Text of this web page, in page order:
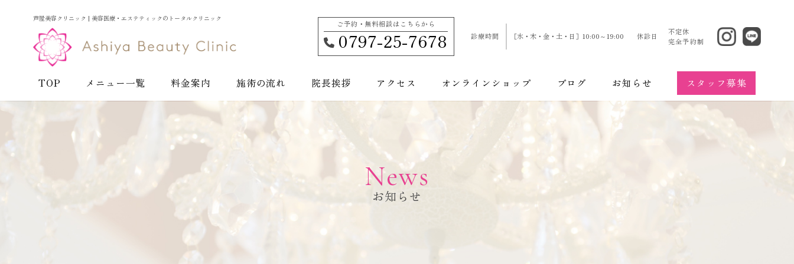
芦屋美容クリニック | 美容医療・エステティックのトータルクリニック
ご予約・無料相談はこちらから
0797-25-7678 診療時間 ［水・木・金・土・日］10:00～19:00 休診日
不定休
完全予約制
TOP メニュー一覧
お悩みから探す
身体のお悩み その他のお悩み
美容外科
エステティック
Facial-フェイシャル-
料金案内 施術の流れ 院長挨拶 アクセス オンラインショップ ブログ お知らせ スタッフ募集
News
お知らせ